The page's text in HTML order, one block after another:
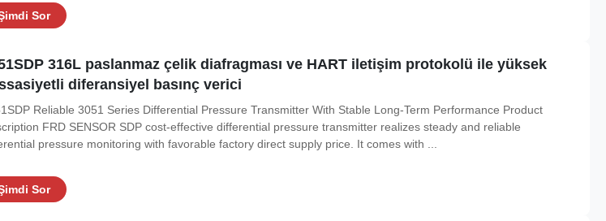
Sor
316L paslanmaz çelik diafragması ve HART iletişim protokolü ile yüksek
diferansiyel basınç verici
Reliable 3051 Series Differential Pressure Transmitter With Stable Long-Term Performance Product
FRD SENSOR SDP cost-effective differential pressure transmitter realizes steady and reliable
pressure monitoring with favorable factory direct supply price. It comes with ...
Sor